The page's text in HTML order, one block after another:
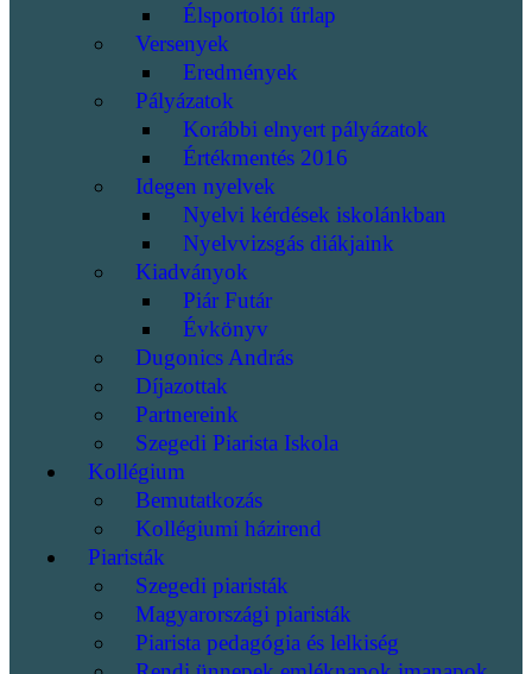
Élsportolói űrlap
Versenyek
Eredmények
Pályázatok
Korábbi elnyert pályázatok
Értékmentés 2016
Idegen nyelvek
Nyelvi kérdések iskolánkban
Nyelvvizsgás diákjaink
Kiadványok
Piár Futár
Évkönyv
Dugonics András
Díjazottak
Partnereink
Szegedi Piarista Iskola
Kollégium
Bemutatkozás
Kollégiumi házirend
Piaristák
Szegedi piaristák
Magyarországi piaristák
Piarista pedagógia és lelkiség